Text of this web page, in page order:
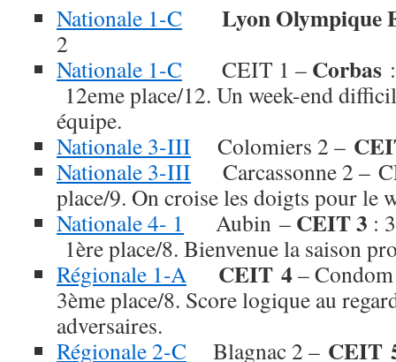
Nationale 1-C Lyon Olympique
2
Nationale 1-C CEIT 1 – Corbas
12eme place/12. Un week-end
équipe.
Nationale 3-III Colomiers 2 –
Nationale 3-III Carcassonne 2
place/9. On croise les doigts pour le
Nationale 4- 1
Aubin – CEIT 3
1ère place/8. Bienvenue la saison
Régionale 1-A
CEIT 4 –
3ème place/8. Score logique au
adversaires.
Régionale 2-C Blagnac 2 – CEIT